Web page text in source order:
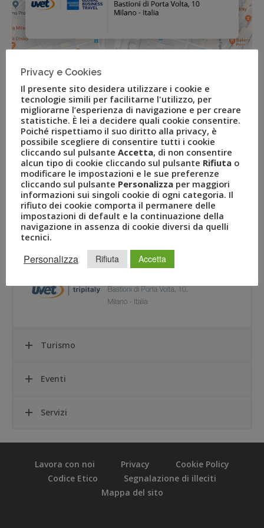
Turismo
Eventi
Servizi
Lavora con noi Privacy
Cookie Policy
Codice Etico
Segnalazione di illeciti
Mappa del sito
Privacy e Cookies
Il presente sito desidera utilizzare i cookie e
tecnologie simili per facilitarne l'utilizzo, per
migliorarne l’esperienza di navigazione e per creare
statistiche. È lei a decidere quali cookie consentire.
Poiché rispettiamo il suo diritto alla privacy, è
possibile scegliere di consentire tutti i cookie
cliccando sul pulsante Accetta, di non consentire
alcun tipo di cookie cliccando sul pulsante Rifiuta o
modificare le impostazioni e le sue preferenze
cliccando sul pulsante Personalizza per maggiori
informazioni sui singoli cookie di ogni categoria. Il
rifiuto dei cookie comporta il permanere delle
impostazioni di default e la continuazione della
navigazione in assenza di cookie diversi da quelli
tecnici.
Personalizza Rifiuta Accetta